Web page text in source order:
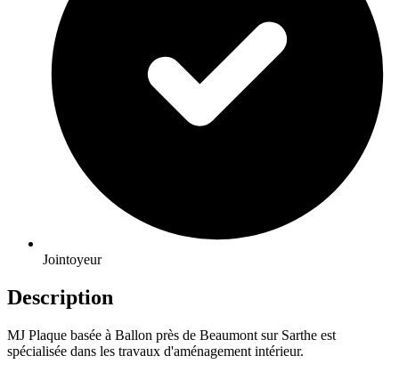
Jointoyeur
Description
MJ Plaque basée à Ballon près de Beaumont sur Sarthe est
spécialisée dans les travaux d'aménagement intérieur.